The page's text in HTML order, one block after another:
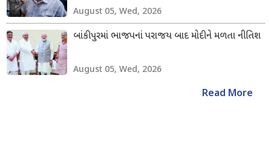
August 05, Wed, 2026
બાંકીપુરમાં ભાજપનાં પરાજય બાદ મોદીને મળતા નીતિશ
August 05, Wed, 2026
Read More